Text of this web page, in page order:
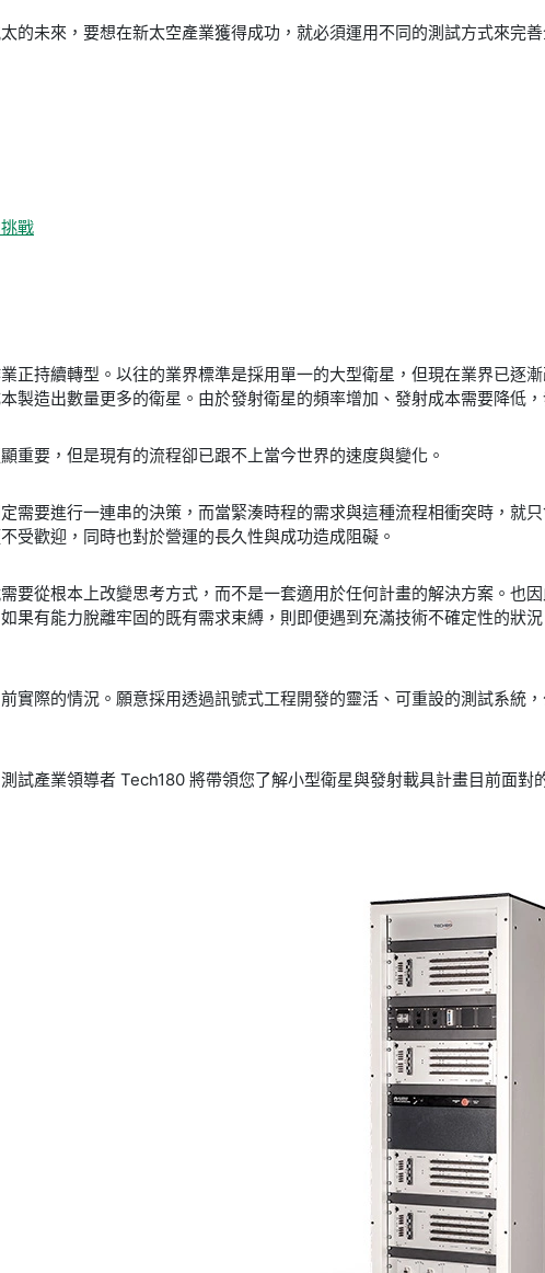
的未來，要想在新太空產業獲得成功，就必須運用不同的測試方式來完
戰
正持續轉型。以往的業界標準是採用單一的大型衛星，但現在業界已逐
製造出數量更多的衛星。由於發射衛星的頻率增加、發射成本需要降低
重要，但是現有的流程卻已跟不上當今世界的速度與變化。
需要進行一連串的決策，而當緊湊時程的需求與這種流程相衝突時，就
受歡迎，同時也對於營運的長久性與成功造成阻礙。
要從根本上改變思考方式，而不是一套適用於任何計畫的解決方案。也
果有能力脫離牢固的既有需求束縛，則即便遇到充滿技術不確定性的狀
實際的情況。願意採用透過訊號式工程開發的靈活、可重設的測試系統
試產業領導者 Tech180 將帶領您了解小型衛星與發射載具計畫目前面